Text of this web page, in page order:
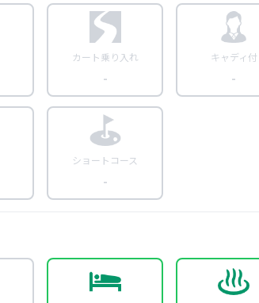
カート乗り入れ
-
キャディ付
-
ショートコース
-